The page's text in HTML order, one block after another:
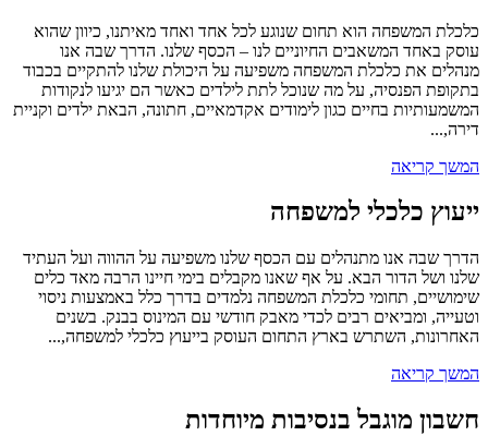
כלכלת המשפחה הוא תחום שנוגע לכל אחד ואחד מאיתנו, כיוון שהוא
עוסק באחד המשאבים החיוניים לנו – הכסף שלנו. הדרך שבה אנו
מנהלים את כלכלת המשפחה משפיעה על היכולת שלנו להתקיים בכבוד
בתקופת הפנסיה, על מה שנוכל לתת לילדים כאשר הם יגיעו לנקודות
המשמעותיות בחיים כגון לימודים אקדמאיים, חתונה, הבאת ילדים וקניית
דירה,...
המשך קריאה
ייעוץ כלכלי למשפחה
הדרך שבה אנו מתנהלים עם הכסף שלנו משפיעה על ההווה ועל העתיד
שלנו ושל הדור הבא. על אף שאנו מקבלים בימי חיינו הרבה מאד כלים
שימושיים, תחומי כלכלת המשפחה נלמדים בדרך כלל באמצעות ניסוי
וטעייה, ומביאים רבים לכדי מאבק חודשי עם המינוס בבנק. בשנים
האחרונות, השתרש בארץ התחום העוסק בייעוץ כלכלי למשפחה,...
המשך קריאה
חשבון מוגבל בנסיבות מיוחדות